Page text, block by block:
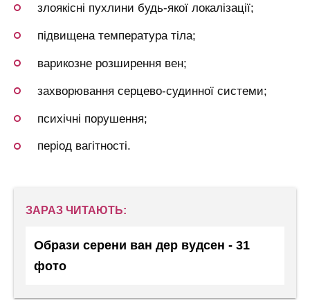
злоякісні пухлини будь-якої локалізації;
підвищена температура тіла;
варикозне розширення вен;
захворювання серцево-судинної системи;
психічні порушення;
період вагітності.
ЗАРАЗ ЧИТАЮТЬ:
Образи серени ван дер вудсен - 31
фото